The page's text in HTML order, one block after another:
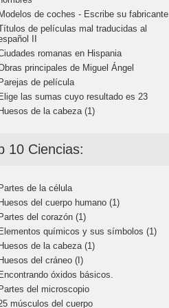
de coches - Escribe su fabricante
de películas mal traducidas al
II
romanas en Hispania
principales de Miguel Ángel
de película
las sumas cuyo resultado es 23
de la cabeza (1)
10 Ciencias:
de la célula
del cuerpo humano (1)
del corazón (1)
químicos y sus símbolos (1)
de la cabeza (1)
del cráneo (I)
óxidos básicos.
del microscopio
músculos del cuerpo